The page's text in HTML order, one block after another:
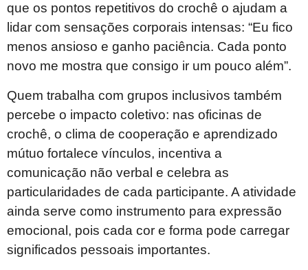
que os pontos repetitivos do crochê o ajudam a
lidar com sensações corporais intensas: “Eu fico
menos ansioso e ganho paciência. Cada ponto
novo me mostra que consigo ir um pouco além”.
Quem trabalha com grupos inclusivos também
percebe o impacto coletivo: nas oficinas de
crochê, o clima de cooperação e aprendizado
mútuo fortalece vínculos, incentiva a
comunicação não verbal e celebra as
particularidades de cada participante. A atividade
ainda serve como instrumento para expressão
emocional, pois cada cor e forma pode carregar
significados pessoais importantes.